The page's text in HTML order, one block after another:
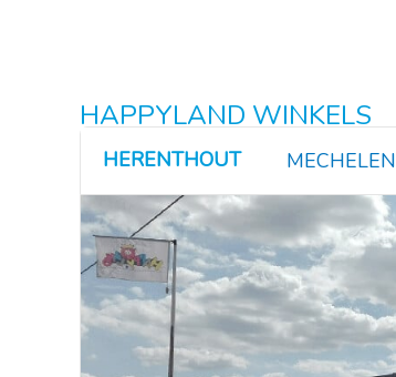
HAPPYLAND WINKELS
HERENTHOUT MECHELEN